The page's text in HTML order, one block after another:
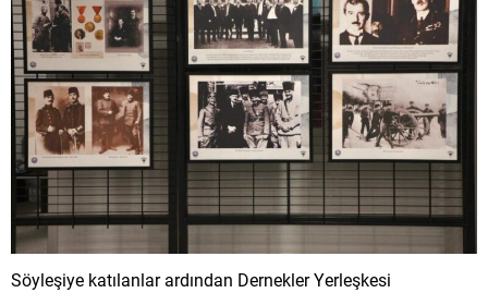
Söyleşiye katılanlar ardından Dernekler Yerleşkesi